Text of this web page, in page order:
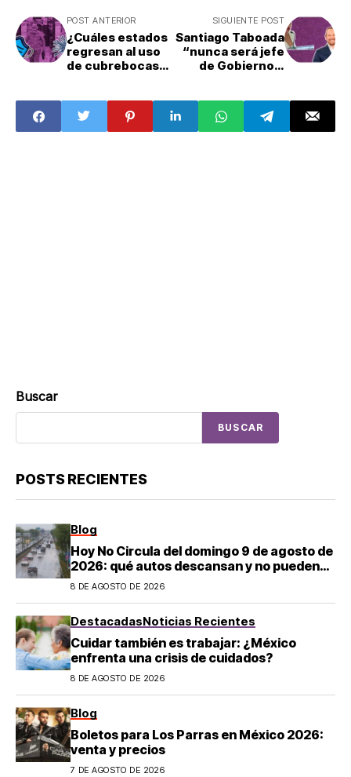
POST ANTERIOR
¿Cuáles estados
regresan al uso
de cubrebocas
SIGUIENTE POST
Santiago Taboada
“nunca será jefe
de Gobierno":
Buscar
BUSCAR
POSTS RECIENTES
Blog
Hoy No Circula del domingo 9 de agosto de
2026: qué autos descansan y no pueden
salir en CDMX y el Estado de México; estos
8 DE AGOSTO DE 2026
DestacadasNoticias Recientes
Cuidar también es trabajar: ¿México
enfrenta una crisis de cuidados?
8 DE AGOSTO DE 2026
Blog
Boletos para Los Parras en México 2026:
venta y precios
7 DE AGOSTO DE 2026